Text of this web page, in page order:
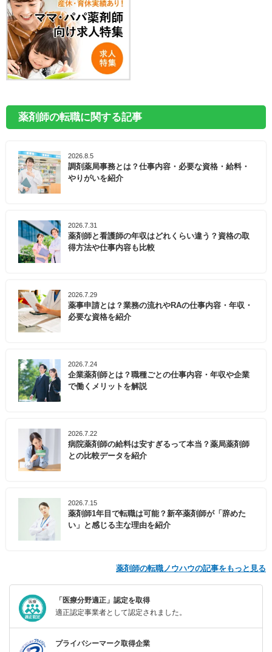
薬剤師の転職に関する記事
2026.8.5
調剤薬局事務とは？仕事内容・必要な資格・給料・
やりがいを紹介
2026.7.31
薬剤師と看護師の年収はどれくらい違う？資格の取
得方法や仕事内容も比較
2026.7.29
薬事申請とは？業務の流れやRAの仕事内容・年収・
必要な資格を紹介
2026.7.24
企業薬剤師とは？職種ごとの仕事内容・年収や企業
で働くメリットを解説
2026.7.22
病院薬剤師の給料は安すぎるって本当？薬局薬剤師
との比較データを紹介
2026.7.15
薬剤師1年目で転職は可能？新卒薬剤師が「辞めた
い」と感じる主な理由を紹介
薬剤師の転職ノウハウの記事をもっと見る
「医療分野適正」認定を取得
適正認定事業者として認定されました。
プライバシーマーク取得企業